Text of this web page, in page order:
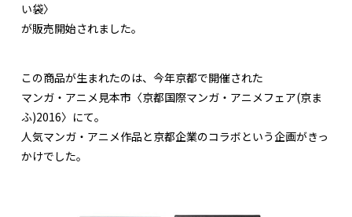
い袋〉
が販売開始されました。
この商品が生まれたのは、今年京都で開催された
マンガ・アニメ見本市〈京都国際マンガ・アニメフェア(京ま
ふ)2016〉にて。
人気マンガ・アニメ作品と京都企業のコラボという企画がきっ
かけでした。